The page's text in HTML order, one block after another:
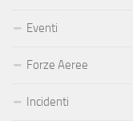
Eventi
Forze Aeree
Incidenti